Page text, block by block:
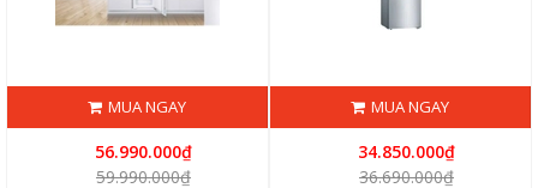
MUA NGAY
56.990.000₫
59.990.000₫
MUA NGAY
34.850.000₫
36.690.000₫